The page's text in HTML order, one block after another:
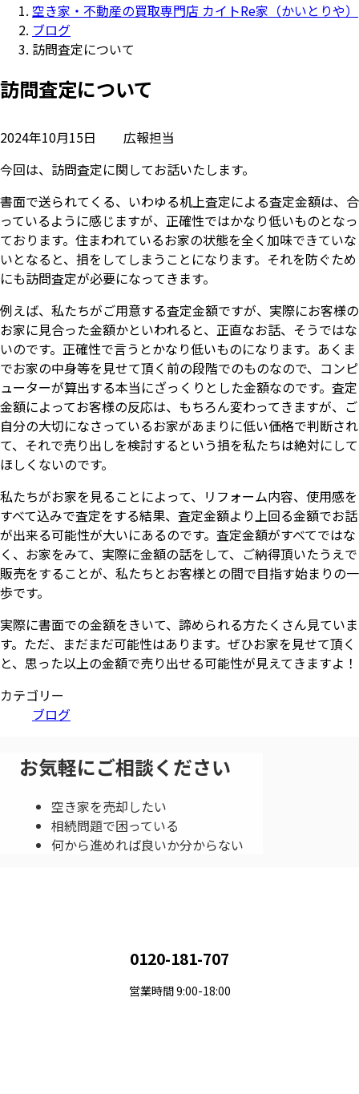
空き家・不動産の買取専門店 カイトRe家（かいとりや）
ブログ
訪問査定について
訪問査定について
2024年10月15日
広報担当
今回は、訪問査定に関してお話いたします。
書面で送られてくる、いわゆる机上査定による査定金額は、合
っているように感じますが、正確性ではかなり低いものとなっ
ております。住まわれているお家の状態を全く加味できていな
いとなると、損をしてしまうことになります。それを防ぐため
にも訪問査定が必要になってきます。
例えば、私たちがご用意する査定金額ですが、実際にお客様の
お家に見合った金額かといわれると、正直なお話、そうではな
いのです。正確性で言うとかなり低いものになります。あくま
でお家の中身等を見せて頂く前の段階でのものなので、コンピ
ューターが算出する本当にざっくりとした金額なのです。査定
金額によってお客様の反応は、もちろん変わってきますが、ご
自分の大切になさっているお家があまりに低い価格で判断され
て、それで売り出しを検討するという損を私たちは絶対にして
ほしくないのです。
私たちがお家を見ることによって、リフォーム内容、使用感を
すべて込みで査定をする結果、査定金額より上回る金額でお話
が出来る可能性が大いにあるのです。査定金額がすべてではな
く、お家をみて、実際に金額の話をして、ご納得頂いたうえで
販売をすることが、私たちとお客様との間で目指す始まりの一
歩です。
実際に書面での金額をきいて、諦められる方たくさん見ていま
す。ただ、まだまだ可能性はあります。ぜひお家を見せて頂く
と、思った以上の金額で売り出せる可能性が見えてきますよ！
カテゴリー
ブログ
お気軽にご相談ください
空き家を売却したい
相続問題で困っている
何から進めれば良いか分からない
0120-181-707
営業時間 9:00-18:00